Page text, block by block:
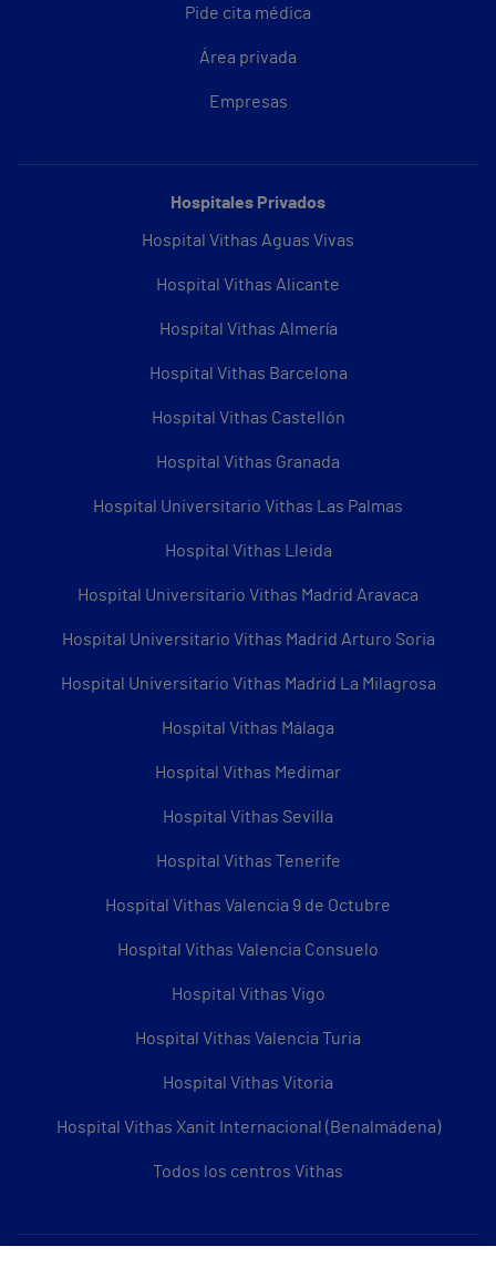
Pide cita médica
Área privada
Empresas
Hospitales Privados
Hospital Vithas Aguas Vivas
Hospital Vithas Alicante
Hospital Vithas Almería
Hospital Vithas Barcelona
Hospital Vithas Castellón
Hospital Vithas Granada
Hospital Universitario Vithas Las Palmas
Hospital Vithas Lleida
Hospital Universitario Vithas Madrid Aravaca
Hospital Universitario Vithas Madrid Arturo Soria
Hospital Universitario Vithas Madrid La Milagrosa
Hospital Vithas Málaga
Hospital Vithas Medimar
Hospital Vithas Sevilla
Hospital Vithas Tenerife
Hospital Vithas Valencia 9 de Octubre
Hospital Vithas Valencia Consuelo
Hospital Vithas Vigo
Hospital Vithas Valencia Turia
Hospital Vithas Vitoria
Hospital Vithas Xanit Internacional (Benalmádena)
Todos los centros Vithas